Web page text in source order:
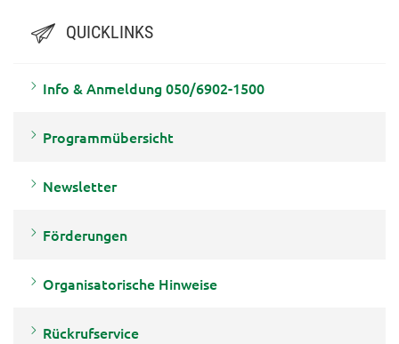
QUICKLINKS
Info & Anmeldung 050/6902-1500
Programmübersicht
Newsletter
Förderungen
Organisatorische Hinweise
Rückrufservice